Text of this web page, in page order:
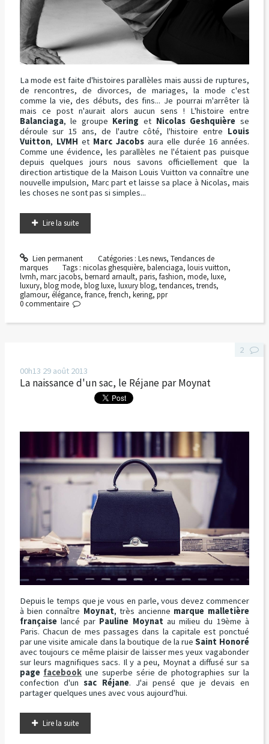
La mode est faite d'histoires parallèles mais aussi de ruptures,
de rencontres, de divorces, de mariages, la mode c'est
comme la vie, des débuts, des fins... Je pourrai m'arrêter là
mais ce post n'aurait alors aucun sens ! L'histoire entre
Balanciaga, le groupe Kering et Nicolas Geshquière se
déroule sur 15 ans, de l'autre côté, l'histoire entre Louis
Vuitton, LVMH et Marc Jacobsaura elle durée 16 années.
Comme une évidence, les parallèles ne l'étaient pas puisque
depuis quelques jours nous savons officiellement que la
direction artistique de la Maison Louis Vuitton va connaître une
nouvelle impulsion, Marc part et laisse sa place à Nicolas, mais
les choses ne sont pas si simples...
Lire la suite
Lien permanent Catégories : Les news, Tendances de
marques
Tags :nicolas ghesquière,balenciaga,louis vuitton,
lvmh, marc jacobs, bernard arnault, paris, fashion, mode, luxe,
luxury, blog mode, blog luxe, luxury blog, tendances, trends,
glamour, élégance, france, french, kering, ppr
0 commentaire
00h13 29 août 2013
La naissance d'un sac, le Réjane par Moynat
Depuis le temps que je vous en parle, vous devez commencer
à bien connaître Moynat, très ancienne marque malletière
françaiselancé par Pauline Moynatau milieu du 19ème à
Paris. Chacun de mes passages dans la capitale est ponctué
par une visite amicale dans la boutique de la rueSaint Honoré
avec toujours ce même plaisir de laisser mes yeux vagabonder
sur leurs magnifiques sacs. Il y a peu, Moynat a diffusé sur sa
page facebook une superbe série de photographies sur la
confection d'unsac Réjane. J'ai pensé que je devais en
partager quelques unes avec vous aujourd'hui.
Lire la suite
2